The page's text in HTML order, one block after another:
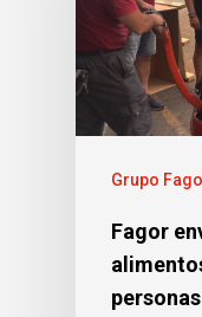
Grupo
Fagor